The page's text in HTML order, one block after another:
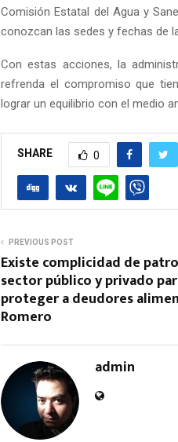
Comisión Estatal del Agua y
conozcan las sedes y fechas de
Con estas acciones, la
refrenda el compromiso que
lograr un equilibrio con el medio
SHARE 0
PREVIOUS POST
Existe complicidad de
sector público y privado
proteger a deudores
Romero
admin